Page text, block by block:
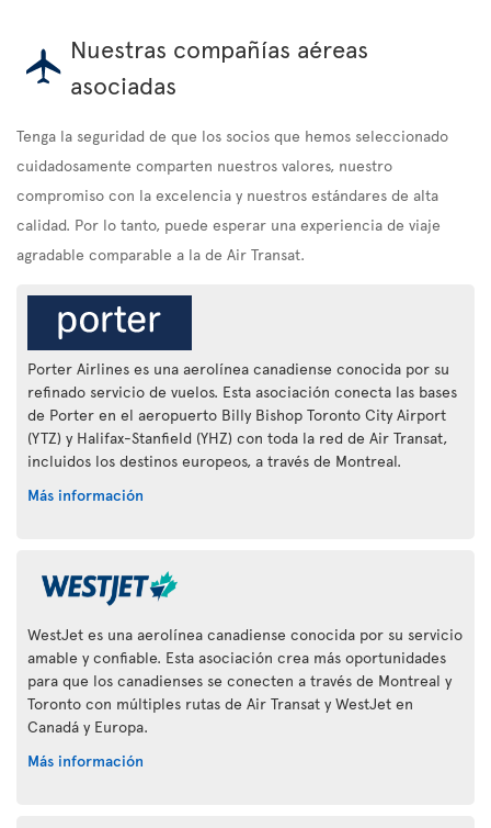
Nuestras compañías aéreas
asociadas
Tenga la seguridad de que los socios que hemos seleccionado
cuidadosamente comparten nuestros valores, nuestro
compromiso con la excelencia y nuestros estándares de alta
calidad. Por lo tanto, puede esperar una experiencia de viaje
agradable comparable a la de Air Transat.
Porter Airlines es una aerolínea canadiense conocida por su
refinado servicio de vuelos. Esta asociación conecta las bases
de Porter en el aeropuerto Billy Bishop Toronto City Airport
(YTZ) y Halifax-Stanfield (YHZ) con toda la red de Air Transat,
incluidos los destinos europeos, a través de Montreal.
Más información
WestJet es una aerolínea canadiense conocida por su servicio
amable y confiable. Esta asociación crea más oportunidades
para que los canadienses se conecten a través de Montreal y
Toronto con múltiples rutas de Air Transat y WestJet en
Canadá y Europa.
Más información